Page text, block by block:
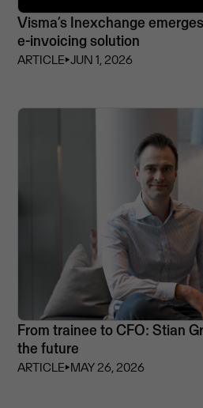
Visma’s Inexchange
e-invoicing solution
ARTICLE⏵JUN 1, 2026
From trainee to CFO: Stian
the future
ARTICLE⏵MAY 26, 2026